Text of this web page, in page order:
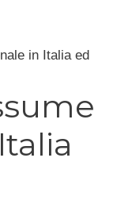
in Italia ed